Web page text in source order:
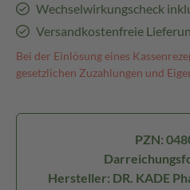
Wechselwirkungscheck
Versandkostenfreie
Bei der Einlösung eines
gesetzlichen Zuzahlungen und
PZN:
Hersteller: DR. KADE